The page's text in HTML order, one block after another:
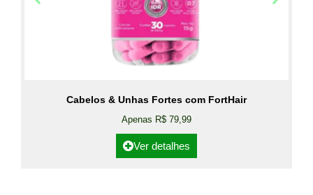
Cabelos & Unhas Fortes com FortHair
Apenas R$ 79,99
Ver detalhes